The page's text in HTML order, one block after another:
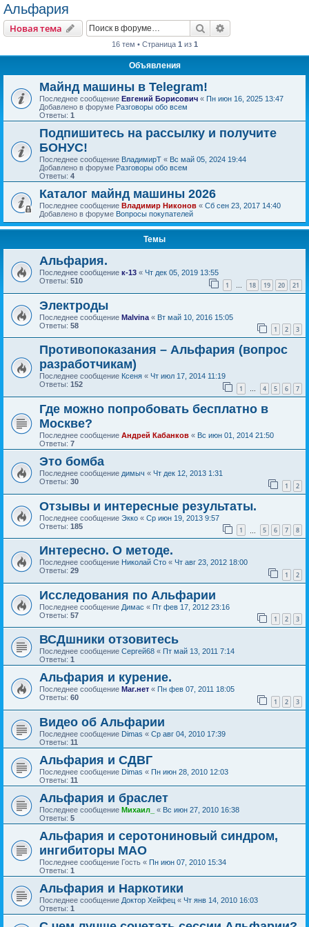
Альфария
Новая тема Поиск
16 тем • Страница 1 из 1
Объявления
Майнд машины в Telegram!
Последнее сообщение Евгений Борисович « Пн июн 16, 2025 13:47
Добавлено в форуме Разговоры обо всем
Ответы: 1
Подпишитесь на рассылку и получите
БОНУС!
Последнее сообщение ВладимирТ « Вс май 05, 2024 19:44
Добавлено в форуме Разговоры обо всем
Ответы: 4
Каталог майнд машины 2026
Последнее сообщение Владимир Никонов « Сб сен 23, 2017 14:40
Добавлено в форуме Вопросы покупателей
Темы
Альфария.
Последнее сообщение к-13 « Чт дек 05, 2019 13:55
Ответы: 510 1 … 18 19 20 21
Электроды
Последнее сообщение Malvina « Вт май 10, 2016 15:05
Ответы: 58 1 2 3
Противопоказания – Альфария (вопрос
разработчикам)
Последнее сообщение Ксеня « Чт июл 17, 2014 11:19
Ответы: 152 1 … 4 5 6 7
Где можно попробовать бесплатно в
Москве?
Последнее сообщение Андрей Кабанков « Вс июн 01, 2014 21:50
Ответы: 7
Это бомба
Последнее сообщение димыч « Чт дек 12, 2013 1:31
Ответы: 30 1 2
Отзывы и интересные результаты.
Последнее сообщение Экко « Ср июн 19, 2013 9:57
Ответы: 185 1 5 6 7 8
Интересно. О методе.
Последнее сообщение Николай Сто « Чт авг 23, 2012 18:00
Ответы: 29 1 2
Исследования по Альфарии
Последнее сообщение Димас « Пт фев 17, 2012 23:16
Ответы: 57 1 2 3
ВСДшники отзовитесь
Последнее сообщение Сергей68 « Пт май 13, 2011 7:14
Ответы: 1
Альфария и курение.
Последнее сообщение Маг.нет « Пн фев 07, 2011 18:05
Ответы: 60 1 2 3
Видео об Альфарии
Последнее сообщение Dimas « Ср авг 04, 2010 17:39
Ответы: 11
Альфария и СДВГ
Последнее сообщение Dimas « Пн июн 28, 2010 12:03
Ответы: 11
Альфария и браслет
Последнее сообщение Михаил_ « Вс июн 27, 2010 16:38
Ответы: 5
Альфария и серотониновый синдром,
ингибиторы МАО
Последнее сообщение Гость « Пн июн 07, 2010 15:34
Ответы: 1
Альфария и Наркотики
Последнее сообщение Доктор Хейфец « Чт янв 14, 2010 16:03
Ответы: 1